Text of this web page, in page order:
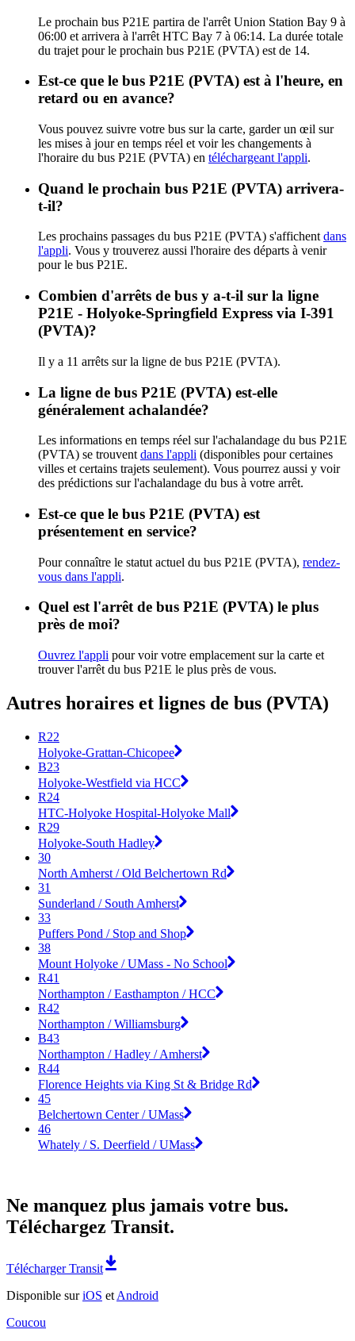
Le prochain bus P21E partira de l'arrêt Union Station Bay 9 à
06:00 et arrivera à l'arrêt HTC Bay 7 à 06:14. La durée totale
du trajet pour le prochain bus P21E (PVTA) est de 14.
Est-ce que le bus P21E (PVTA) est à l'heure, en
retard ou en avance?
Vous pouvez suivre votre bus sur la carte, garder un œil sur
les mises à jour en temps réel et voir les changements à
l'horaire du bus P21E (PVTA) en téléchargeant l'appli.
Quand le prochain bus P21E (PVTA) arrivera-
t-il?
Les prochains passages du bus P21E (PVTA) s'affichent dans
l'appli. Vous y trouverez aussi l'horaire des départs à venir
pour le bus P21E.
Combien d'arrêts de bus y a-t-il sur la ligne
P21E - Holyoke-Springfield Express via I-391
(PVTA)?
Il y a 11 arrêts sur la ligne de bus P21E (PVTA).
La ligne de bus P21E (PVTA) est-elle
généralement achalandée?
Les informations en temps réel sur l'achalandage du bus P21E
(PVTA) se trouvent dans l'appli (disponibles pour certaines
villes et certains trajets seulement). Vous pourrez aussi y voir
des prédictions sur l'achalandage du bus à votre arrêt.
Est-ce que le bus P21E (PVTA) est
présentement en service?
Pour connaître le statut actuel du bus P21E (PVTA), rendez-
vous dans l'appli.
Quel est l'arrêt de bus P21E (PVTA) le plus
près de moi?
Ouvrez l'appli pour voir votre emplacement sur la carte et
trouver l'arrêt du bus P21E le plus près de vous.
Autres horaires et lignes de bus (PVTA)
R22
Holyoke-Grattan-Chicopee
B23
Holyoke-Westfield via HCC
R24
HTC-Holyoke Hospital-Holyoke Mall
R29
Holyoke-South Hadley
30
North Amherst / Old Belchertown Rd
31
Sunderland / South Amherst
33
Puffers Pond / Stop and Shop
38
Mount Holyoke / UMass - No School
R41
Northampton / Easthampton / HCC
R42
Northampton / Williamsburg
B43
Northampton / Hadley / Amherst
R44
Florence Heights via King St & Bridge Rd
45
Belchertown Center / UMass
46
Whately / S. Deerfield / UMass
Ne manquez plus jamais votre bus.
Téléchargez Transit.
Télécharger Transit
Disponible suriOS et Android
Coucou